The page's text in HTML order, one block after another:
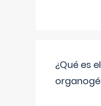
¿Qué es